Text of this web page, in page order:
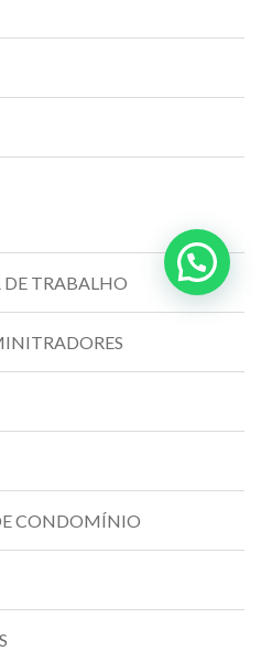
TRABALHO
CONDOMÍNIO